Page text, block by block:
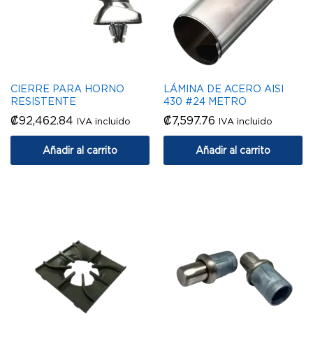
CIERRE PARA HORNO
RESISTENTE
₡92,462.84 IVA incluido
Añadir al carrito
LÁMINA DE ACERO AISI
430 #24 METRO
₡7,597.76 IVA incluido
Añadir al carrito